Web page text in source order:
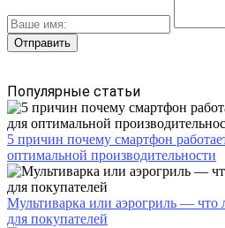
Популярные статьи
5 причин почему смартфон
оптимальной производительности
Мультиварка или аэрогриль — что
для покупателей